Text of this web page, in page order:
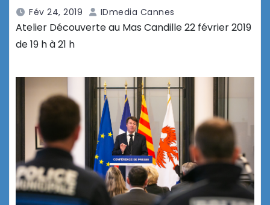
Fév 24, 2019 IDmedia Cannes
Atelier Découverte au Mas Candille 22 février 2019
de 19 h à 21 h